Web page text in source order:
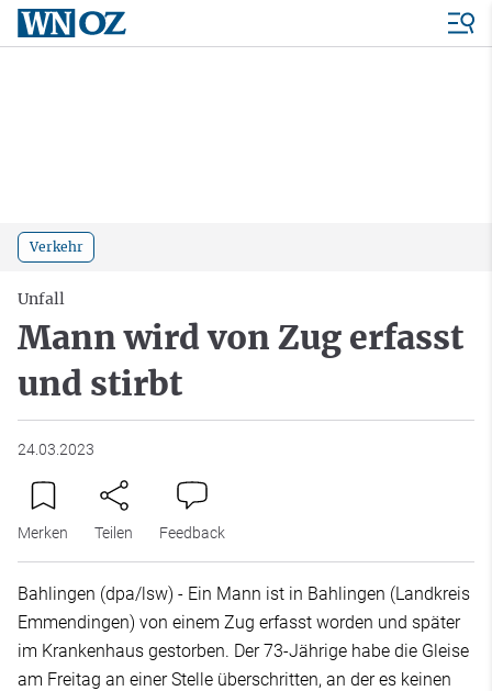
Verkehr
Unfall
Mann wird von Zug erfasst
und stirbt
24.03.2023
Merken Teilen Feedback
Bahlingen (dpa/lsw) - Ein Mann ist in Bahlingen (Landkreis
Emmendingen) von einem Zug erfasst worden und später
im Krankenhaus gestorben. Der 73-Jährige habe die Gleise
am Freitag an einer Stelle überschritten, an der es keinen